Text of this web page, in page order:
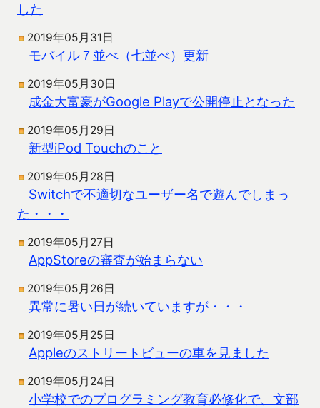
した
2019年05月31日
モバイル７並べ（七並べ）更新
2019年05月30日
成金大富豪がGoogle Playで公開停止となった
2019年05月29日
新型iPod Touchのこと
2019年05月28日
Switchで不適切なユーザー名で遊んでしまっ
た・・・
2019年05月27日
AppStoreの審査が始まらない
2019年05月26日
異常に暑い日が続いていますが・・・
2019年05月25日
Appleのストリートビューの車を見ました
2019年05月24日
小学校でのプログラミング教育必修化で、文部